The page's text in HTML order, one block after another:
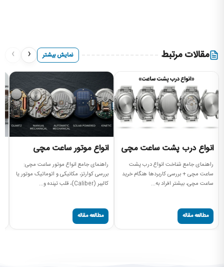
مقالات مرتبط نمایش بیشتر ‹
›
انواع درب پشت ساعت مچی
راهنمای جامع شناخت انواع درب پشت
ساعت مچی + بررسی کاربردها هنگام خرید
ساعت مچی، بیشتر افراد به...
مطالعه مقاله
انواع موتور ساعت مچی
راهنمای جامع انواع موتور ساعت مچی:
بررسی کوارتز، مکانیکی و اتوماتیک موتور یا
کالیبر (Caliber)، قلب تپنده و...
مطالعه مقاله